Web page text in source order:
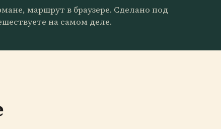
маршрут в браузере. Сделано под
на самом деле.